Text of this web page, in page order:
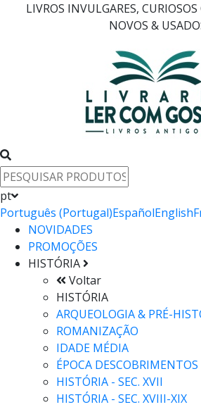
LIVROS INVULGARES,
NOVOS &
pt
Português (Portugal)EspañolEnglish
NOVIDADES
PROMOÇÕES
HISTÓRIA
Voltar
HISTÓRIA
ARQUEOLOGIA & PRÉ-
ROMANIZAÇÃO
IDADE MÉDIA
ÉPOCA
HISTÓRIA - SEC. XVII
HISTÓRIA - SEC. XVIII-XIX